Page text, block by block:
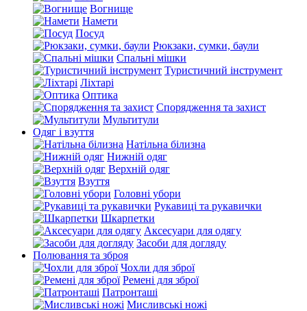
Вогнище
Намети
Посуд
Рюкзаки, сумки, баули
Спальні мішки
Туристичний інструмент
Ліхтарі
Оптика
Спорядження та захист
Мультитули
Одяг і взуття
Натільна білизна
Нижній одяг
Верхній одяг
Взуття
Головні убори
Рукавиці та рукавички
Шкарпетки
Аксесуари для одягу
Засоби для догляду
Полювання та зброя
Чохли для зброї
Ремені для зброї
Патронташі
Мисливські ножі